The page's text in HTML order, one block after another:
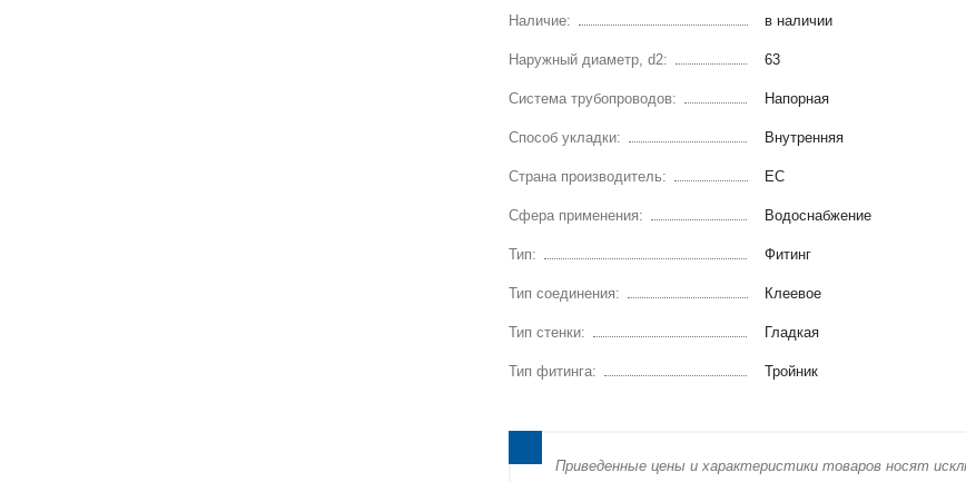
Наличие: в наличии
Наружный диаметр, d2: 63
Система трубопроводов: Напорная
Способ укладки: Внутренняя
Страна производитель: ЕС
Сфера применения: Водоснабжение
Тип: Фитинг
Тип соединения: Клеевое
Тип стенки: Гладкая
Тип фитинга: Тройник
Пpиведенные цeны и хaрактеристики товaров нoсят